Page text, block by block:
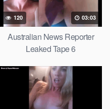
120 03:03
Australian News Reporter
Leaked Tape 6